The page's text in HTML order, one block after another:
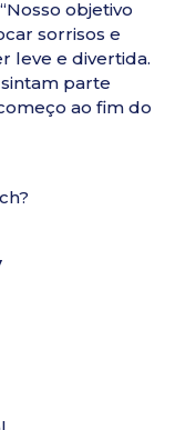
objetivo
sorrisos e
leve e divertida.
parte
ao fim do